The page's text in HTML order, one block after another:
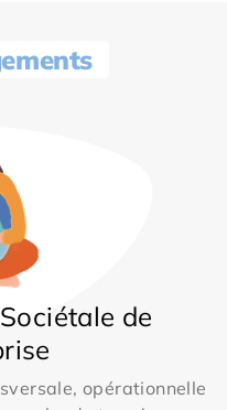
de
opérationnelle